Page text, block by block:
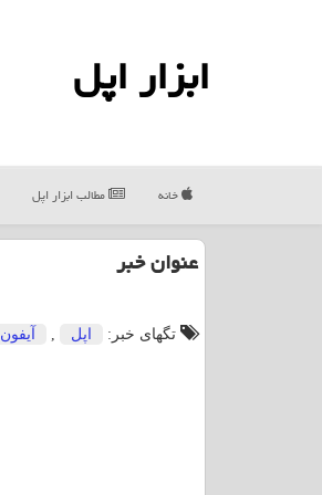
ابزار اپل
خانه مطالب ابزار اپل
عنوان خبر
تگهای خبر: اپل , آیفون